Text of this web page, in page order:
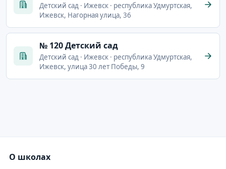
Детский сад · Ижевск · республика Удмуртская,
Ижевск, Нагорная улица, 36
№ 120 Детский сад
Детский сад · Ижевск · республика Удмуртская,
Ижевск, улица 30 лет Победы, 9
О школах